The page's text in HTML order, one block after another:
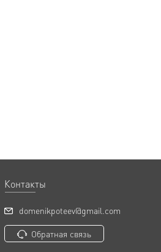
Контакты
domenikpoteev@gmail.com
Обратная связь